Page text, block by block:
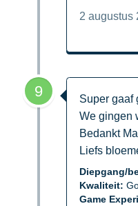
2 augustus
9
Super gaaf
We gingen
Bedankt
Liefs
Diepgang/
Kwaliteit:
Game